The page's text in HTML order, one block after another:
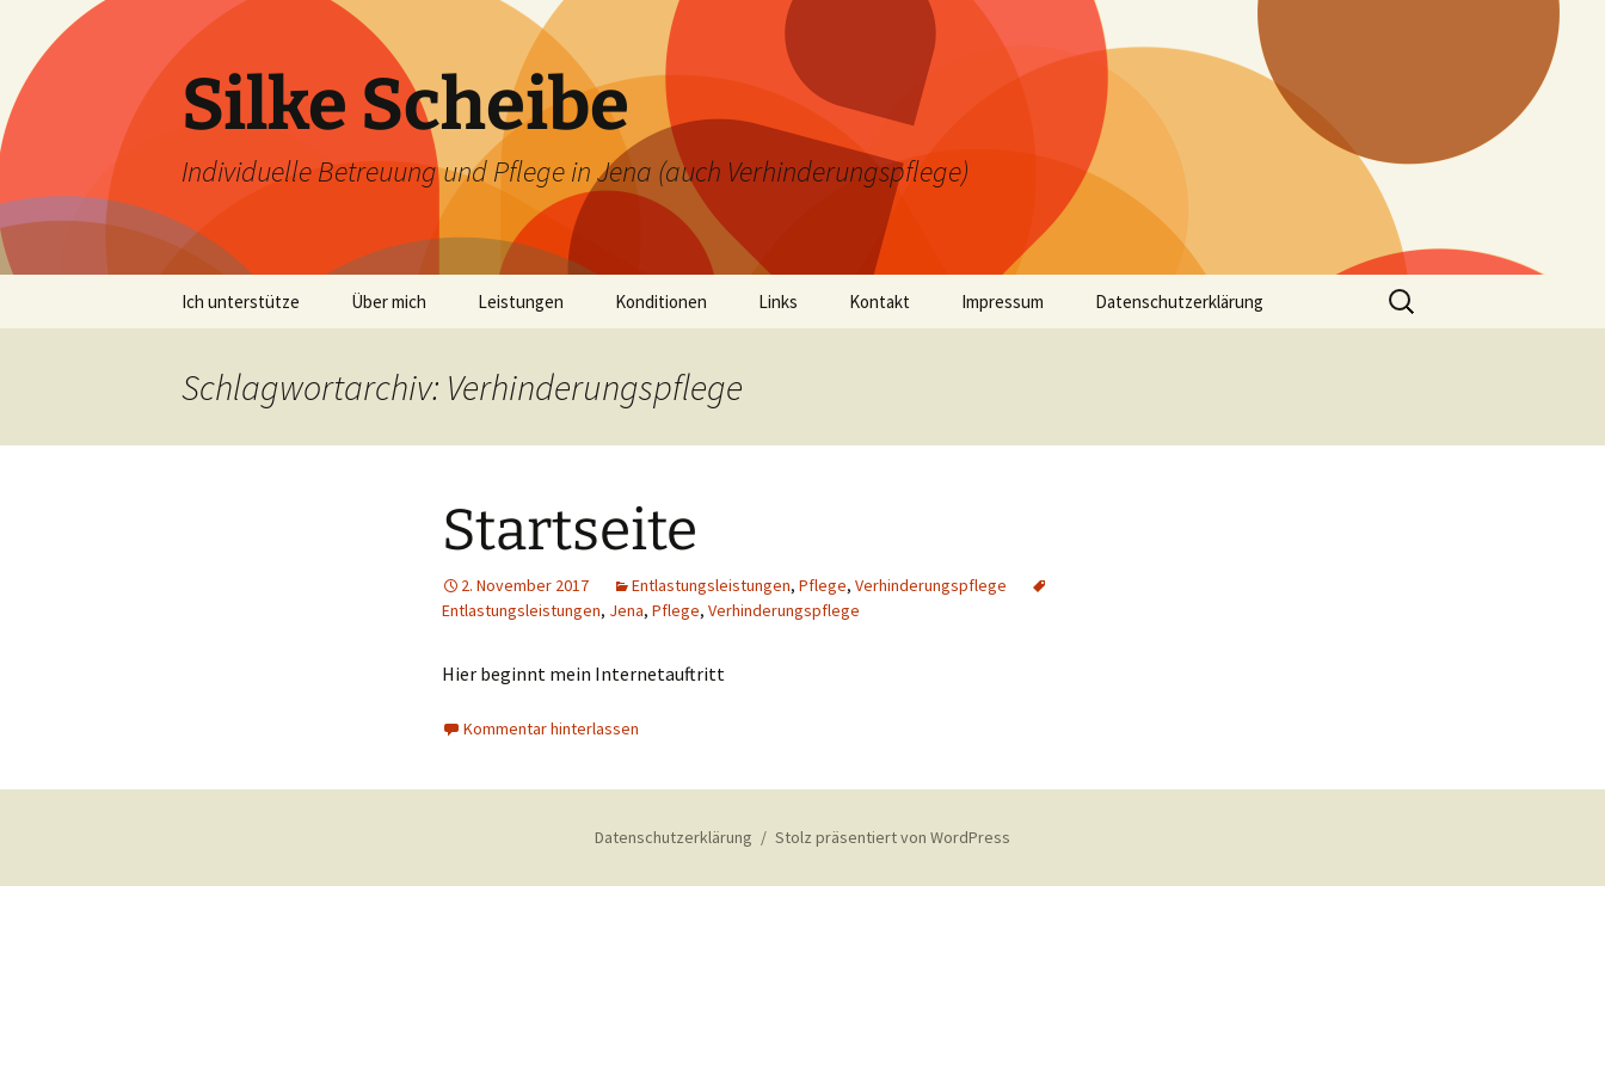
Inhalt
springen
Silke Scheibe
Individuelle Betreuung und Pflege in Jena (auch Verhinderungspflege)
Ich unterstütze Über mich Leistungen Konditionen Links Kontakt Impressum Datenschutzerklärung
Suchen
nach:
Schlagwortarchiv: Verhinderungspflege
Startseite
2. November 2017 Entlastungsleistungen, Pflege, Verhinderungspflege
Entlastungsleistungen, Jena, Pflege, Verhinderungspflege
Hier beginnt mein Internetauftritt
Kommentar hinterlassen
Datenschutzerklärung Stolz präsentiert von WordPress